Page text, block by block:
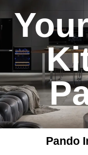
Pando